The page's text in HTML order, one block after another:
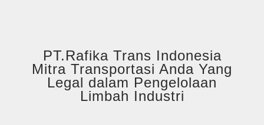
PT.Rafika Trans Indonesia
Mitra Transportasi Anda Yang
Legal dalam Pengelolaan
Limbah Industri